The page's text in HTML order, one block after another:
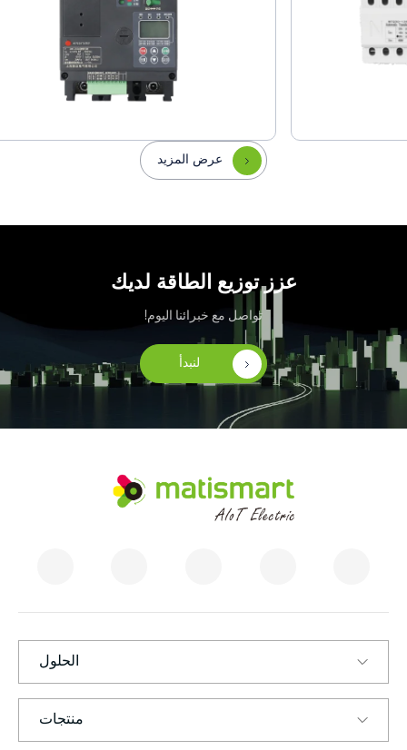
عرض المزيد
عزز توزيع الطاقة لديك
تواصل مع خبرائنا اليوم!
لنبدأ
الحلول
منتجات